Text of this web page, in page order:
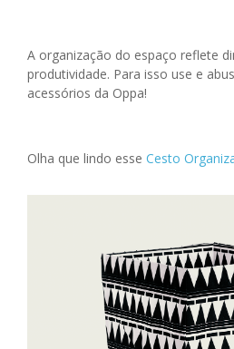
A organização do espaço reflete
produtividade. Para isso use e
acessórios da Oppa!
Olha que lindo esse Cesto